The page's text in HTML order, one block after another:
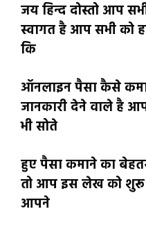
जय हिन्द दोस्तो आप
स्वागत है आप सभी को
कि
ऑनलाइन पैसा कैसे
जानकारी देने वाले है
भी सोते
हुए पैसा कमाने का
तो आप इस लेख को
आपने